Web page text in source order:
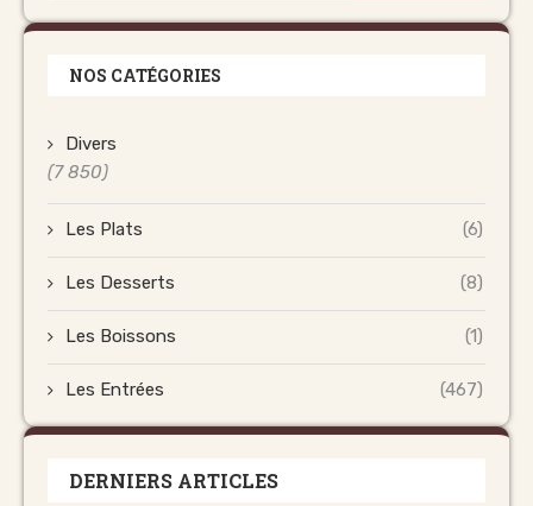
NOS CATÉGORIES
Divers
(7 850)
Les Plats (6)
Les Desserts (8)
Les Boissons (1)
Les Entrées (467)
DERNIERS ARTICLES